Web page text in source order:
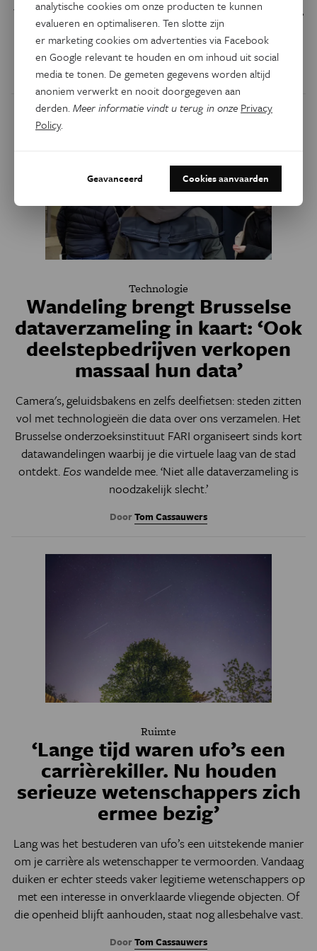
wezens. Soft robotics, waar robotici zachte robots maken,
is een belangrijk groeiveld. Onderzoekers aan de VUB en
UGent wijzen de weg.
DoorTom Cassauwers
Technologie
Wandeling brengt Brusselse
dataverzameling in kaart: ‘Ook
deelstepbedrijven verkopen
massaal hun data’
Camera's, geluidsbakens en zelfs deelfietsen: steden zitten
vol met technologieën die data over ons verzamelen. Het
Brusselse onderzoeksinstituut FARI organiseert sinds kort
datawandelingen waarbij je die virtuele laag van de stad
ontdekt.Eoswandelde mee. ‘Niet alle dataverzameling is
noodzakelijk slecht.’
DoorTom Cassauwers
Ruimte
‘Lange tijd waren ufo’s een
carrièrekiller. Nu houden
serieuze wetenschappers zich
ermee bezig’
Lang was het bestuderen van ufo’s een uitstekende manier
om je carrière als wetenschapper te vermoorden. Vandaag
duiken er echter steeds vaker legitieme wetenschappers op
met een interesse in onverklaarde vliegende objecten. Of
die openheid blijft aanhouden, staat nog allesbehalve vast.
DoorTom Cassauwers
analytische cookies om onze producten te kunnen
evalueren en optimaliseren. Ten slotte zijn
er marketing cookies om advertenties via Facebook
en Google relevant te houden en om inhoud uit social
media te tonen. De gemeten gegevens worden altijd
anoniem verwerkt en nooit doorgegeven aan
derden.Meer informatie vindt u terug in onze Privacy
Policy.
Geavanceerd Cookies aanvaarden